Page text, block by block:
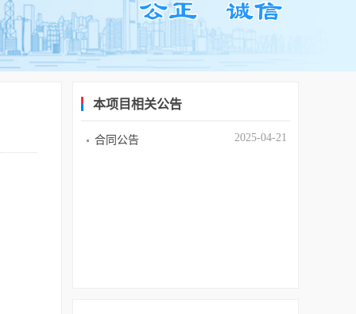
本项目相关公告
2025-04-21
合同公告